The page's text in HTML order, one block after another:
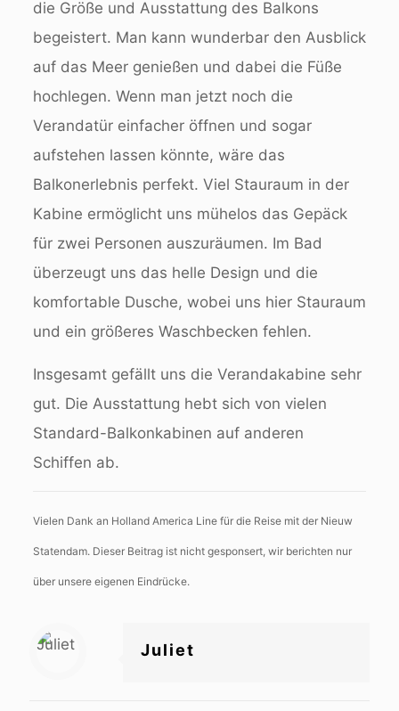
die Größe und Ausstattung des Balkons
begeistert. Man kann wunderbar den Ausblick
auf das Meer genießen und dabei die Füße
hochlegen. Wenn man jetzt noch die
Verandatür einfacher öffnen und sogar
aufstehen lassen könnte, wäre das
Balkonerlebnis perfekt. Viel Stauraum in der
Kabine ermöglicht uns mühelos das Gepäck
für zwei Personen auszuräumen. Im Bad
überzeugt uns das helle Design und die
komfortable Dusche, wobei uns hier Stauraum
und ein größeres Waschbecken fehlen.
Insgesamt gefällt uns die Verandakabine sehr
gut. Die Ausstattung hebt sich von vielen
Standard-Balkonkabinen auf anderen
Schiffen ab.
Vielen Dank an Holland America Line für die Reise mit der Nieuw
Statendam. Dieser Beitrag ist nicht gesponsert, wir berichten nur
über unsere eigenen Eindrücke.
Juliet